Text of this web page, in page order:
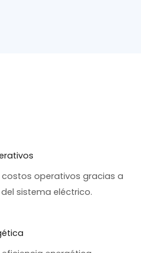
costos operativos gracias a
sistema eléctrico.